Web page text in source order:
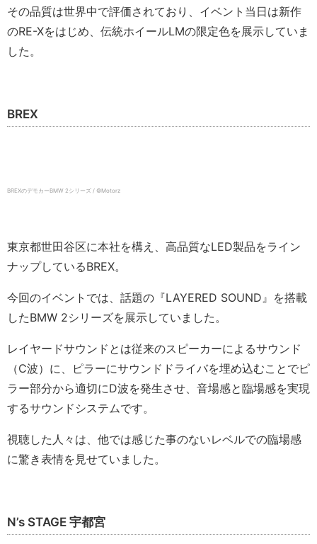
その品質は世界中で評価されており、イベント当日は新作
のRE-Xをはじめ、伝統ホイールLMの限定色を展示していま
した。
BREX
BREXのデモカーBMW 2シリーズ / ©️Motorz
東京都世田谷区に本社を構え、高品質なLED製品をライン
ナップしているBREX。
今回のイベントでは、話題の『LAYERED SOUND』を搭載
したBMW 2シリーズを展示していました。
レイヤードサウンドとは従来のスピーカーによるサウンド
（C波）に、ピラーにサウンドドライバを埋め込むことでピ
ラー部分から適切にD波を発生させ、音場感と臨場感を実現
するサウンドシステムです。
視聴した人々は、他では感じた事のないレベルでの臨場感
に驚き表情を見せていました。
N’s STAGE 宇都宮